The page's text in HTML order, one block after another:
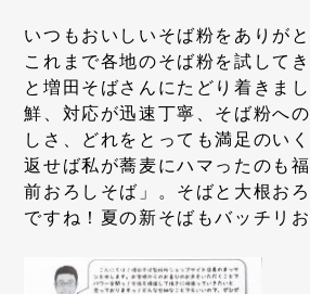
いつもおいしいそば粉をありが
これまで各地のそば粉を試して
と増田そばさんにたどり着きま
鮮、対応が迅速丁寧、そば粉へ
しさ、どれをとっても満足のい
返せば私が蕎麦にハマったのも
前おろしそば」。そばと大根お
ですね！夏の新そばもバッチリお